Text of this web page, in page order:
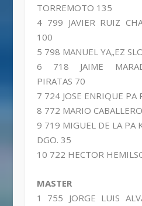
TORREMOTO 135
4 799 JAVIER RUIZ
100
5 798 MANUEL YA„EZ
6 718 JAIME
PIRATAS 70
7 724 JOSE ENRIQUE PA
8 772 MARIO
9 719 MIGUEL DE LA PA
DGO. 35
10 722 HECTOR
MASTER
1 755 JORGE LUIS